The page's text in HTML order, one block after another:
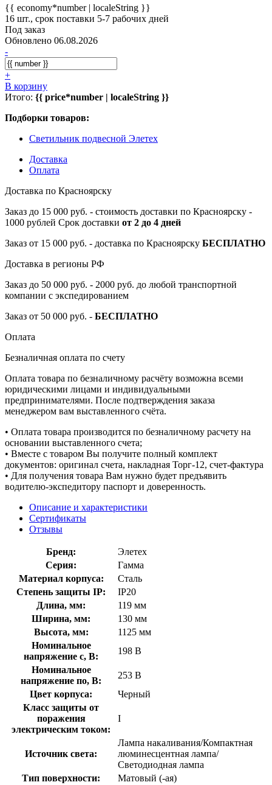
{{ economy*number | localeString }}
16 шт., срок поставки 5-7 рабочих дней
Под заказ
Обновлено 06.08.2026
-
+
В корзину
Итого: {{ price*number | localeString }}
Подборки товаров:
Светильник подвесной Элетех
Доставка
Оплата
Доставка по Красноярску
Заказ до 15 000 руб. - стоимость доставки по Красноярску -
1000 рублей Срок доставки от 2 до 4 дней
Заказ от 15 000 руб. - доставка по Красноярску БЕСПЛАТНО
Доставка в регионы РФ
Заказ до 50 000 руб. - 2000 руб. до любой транспортной
компании с экспедированием
Заказ от 50 000 руб. - БЕСПЛАТНО
Оплата
Безналичная оплата по счету
Оплата товара по безналичному расчёту возможна всеми
юридическими лицами и индивидуальными
предпринимателями. После подтверждения заказа
менеджером вам выставленного счёта.
• Оплата товара производится по безналичному расчету на
основании выставленного счета;
• Вместе с товаром Вы получите полный комплект
документов: оригинал счета, накладная Торг-12, счет-фактура
• Для получения товара Вам нужно будет предъявить
водителю-экспедитору паспорт и доверенность.
Описание и характеристики
Сертификаты
Отзывы
Бренд:
Элетех
Серия:
Гамма
Материал корпуса:
Сталь
Степень защиты IP:
IP20
Длина, мм:
119 мм
Ширина, мм:
130 мм
Высота, мм:
1125 мм
Номинальное
напряжение с, В:
198 В
Номинальное
напряжение по, В:
253 В
Цвет корпуса:
Черный
Класс защиты от
поражения
электрическим током:
I
Источник света:
Лампа накаливания/Компактная
люминесцентная лампа/
Светодиодная лампа
Тип поверхности:
Матовый (-ая)